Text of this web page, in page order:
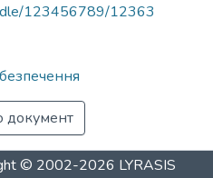
123456789/12363
документ
© 2002-2026 LYRASIS